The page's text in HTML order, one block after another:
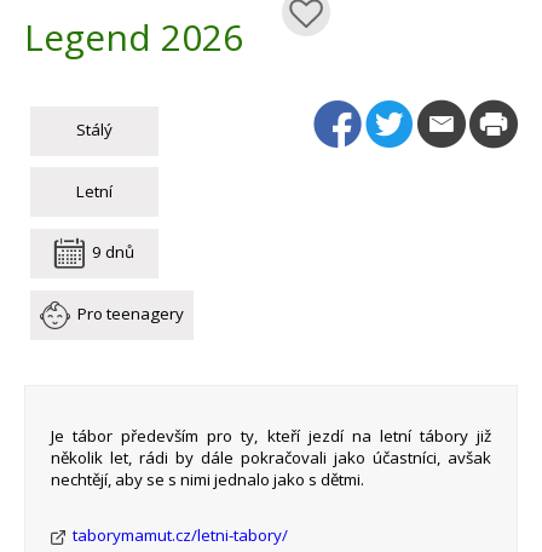
Legend 2026
Stálý
Letní
9 dnů
Pro teenagery
Je tábor především pro ty, kteří jezdí na letní tábory již
několik let, rádi by dále pokračovali jako účastníci, avšak
nechtějí, aby se s nimi jednalo jako s dětmi.
taborymamut.cz/letni-tabory/